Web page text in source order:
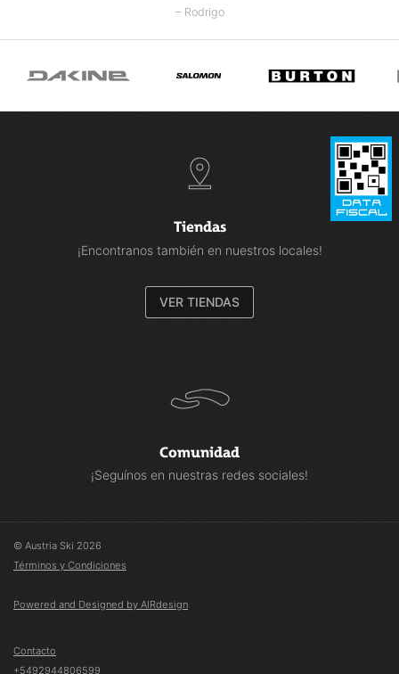
– Rodrigo
Tiendas
¡Encontranos también en nuestros locales!
VER TIENDAS
Comunidad
¡Seguínos en nuestras redes sociales!
© Austria Ski 2026
Términos y Condiciones
Powered and Designed by AIRdesign
Contacto
+5492944806599